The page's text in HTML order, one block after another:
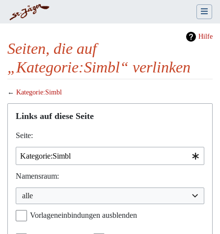
Hilfe
Seiten, die auf
„Kategorie:Simbl“ verlinken
← Kategorie:Simbl
Wechseln zu:Navigation,Suche
Links auf diese Seite
Seite:
Namensraum:
alle
Vorlageneinbindungen ausblenden